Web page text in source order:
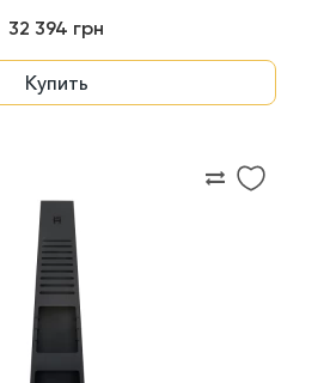
32 394 грн
Купить